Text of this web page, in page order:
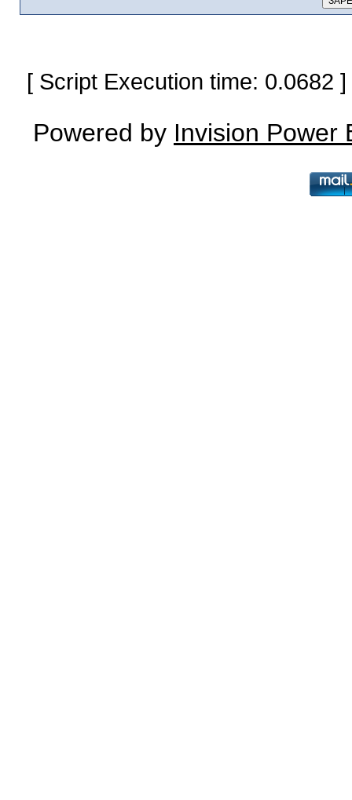
[ Script Execution time:
Powered by Invision Power